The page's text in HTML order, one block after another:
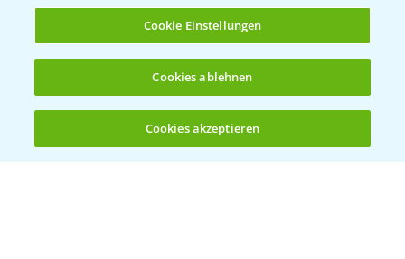
(noch 4)
Allgemeine Nutzungsbedingungen
Datenschutzerklärung
Cookie Einstellungen
Cookies ablehnen
Cookies akzeptieren